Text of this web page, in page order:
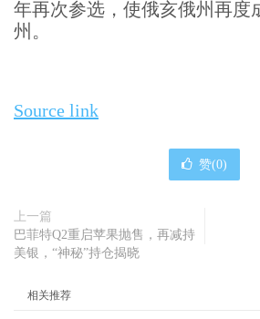
年再次参选，使俄亥俄州再度
州。
Source link
赞(0)
上一篇
巴菲特Q2重启苹果抛售，再减持
美银，“神秘”持仓揭晓
相关推荐